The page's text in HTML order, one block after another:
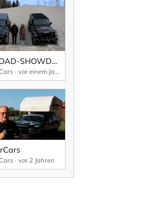
OFFROAD-SHOWDOWN! Schlägt der Bronco RAPTOR den Wrangler 392?
vor einem Jahr
vor 2 Jahren